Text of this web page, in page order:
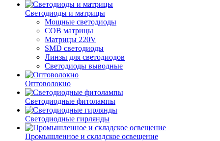
Светодиоды и матрицы
Мощные светодиоды
COB матрицы
Матрицы 220V
SMD светодиоды
Линзы для светодиодов
Светодиоды выводные
Оптоволокно
Светодиодные фитолампы
Светодиодные гирлянды
Промышленное и складское освещение